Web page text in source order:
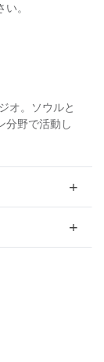
。
オ。ソウルと
分野で活動し